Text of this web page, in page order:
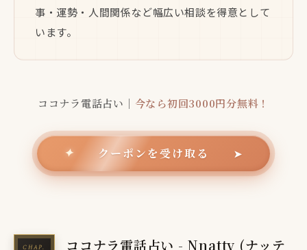
事・運勢・人間関係など幅広い相談を得意として
います。
ココナラ電話占い｜ 今なら初回3000円分無料！
✦ クーポンを受け取る ➤
ココナラ電話占い - Nnatty (ナッテ